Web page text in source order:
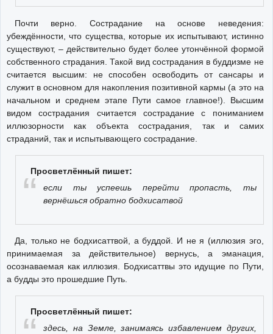
Почти верно. Сострадание на основе неведения:
убеждённости, что существа, которые их испытывают, истинно
существуют, – действительно будет более утончённой формой
собственного страдания. Такой вид сострадания в буддизме не
считается высшим: не способен освободить от сансары и
служит в основном для накопления позитивной кармы (а это на
начальном и среднем этапе Пути самое главное!). Высшим
видом сострадания считается сострадание с пониманием
иллюзорности как объекта сострадания, так и самих
страданий, так и испытывающего сострадание.
Просветлённый пишет:
если ты успеешь перейти пропасть, ты
вернёшься обратно бодхисатвой
Да, только не бодхисаттвой, а буддой. И не я (иллюзия эго,
принимаемая за действительное) вернусь, а эманация,
осознаваемая как иллюзия. Бодхисаттвы это идущие по Пути,
а будды это прошедшие Путь.
Просветлённый пишет:
здесь, на Земле, занимаясь избавлением других,